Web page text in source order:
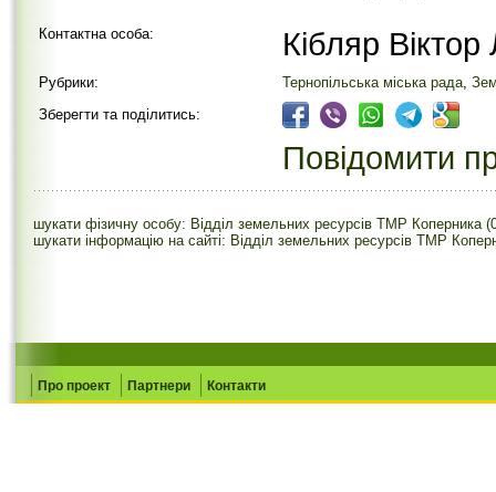
Контактна особа: Кібляр
Рубрики: Тернопільська міська рада,
Зберегти та поділитись:
Повідомити
шукати фізичну особу: Відділ земельних ресурсів ТМР Коперника
шукати інформацію на сайті: Відділ земельних ресурсів ТМР
Про проект Партнери Контакти